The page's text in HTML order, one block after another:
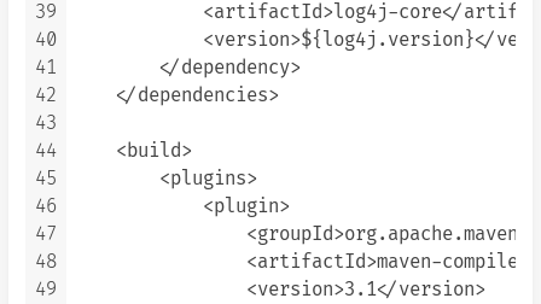
39
40
41
42
43
44
45
46
47
48
49
<artifactId>log4j-core</
<version>${log4j.version}</
        </dependency>
    </dependencies>
    <build>
        <plugins>
            <plugin>
<artifactId>maven-
                <version>3.1</version>